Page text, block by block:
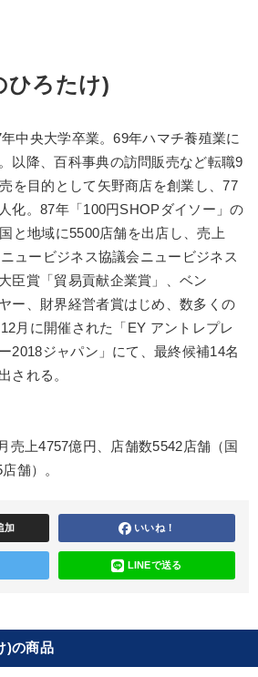
ひろたけ)
中央大学卒業。69年ハマチ養殖業に
以降、百科事典の訪問販売など転職9
を目的として矢野商店を創業し、77
化。87年「100円SHOPダイソー」の
と地域に5500店舗を出店し、売上
ュービジネス協議会ニュービジネス
臣賞「貿易貢献企業賞」、ベン
ー、財界経営者賞はじめ、数多くの
月に開催された「EY アントレプレ
2018ジャパン」にて、最終候補14名
される。
売上4757億円、店舗数5542店舗（国
舗）。
加 いいね！
LINEで送る
)の商品